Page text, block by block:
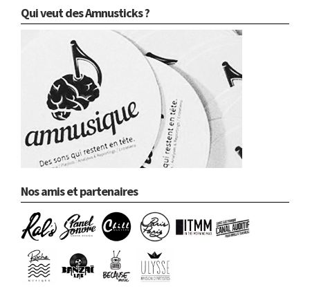
Qui veut des Amnusticks ?
Nos amis et partenaires